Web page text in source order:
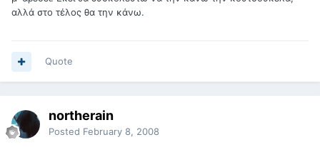
αλλά στο τέλος θα την κάνω.
Quote
northerain
Posted February 8, 2008